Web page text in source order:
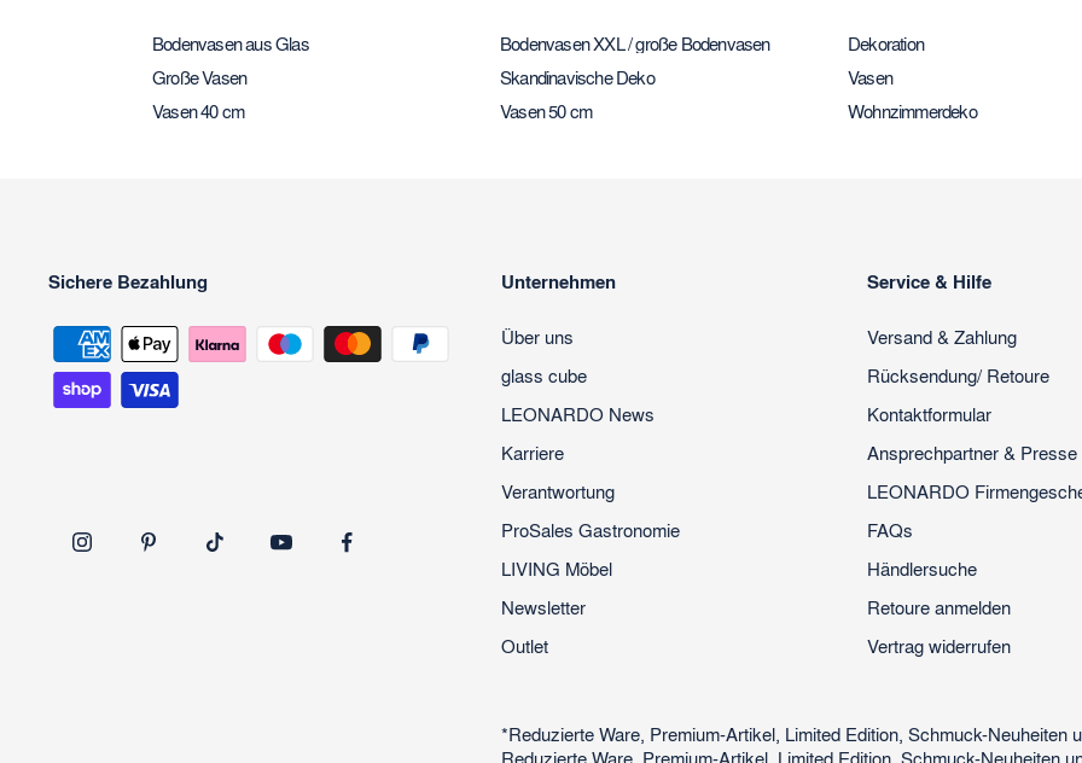
Bodenvasen aus Glas Bodenvasen XXL / große Bodenvasen Dekoration
Große Vasen
Skandinavische Deko Vasen
Vasen 40 cm
Vasen 50 cm Wohnzimmerdeko
Sichere Bezahlung Unternehmen
Über uns
glass cube
LEONARDO News
Karriere
Verantwortung
ProSales Gastronomie
LIVING Möbel
Newsletter
Outlet
Service & Hilfe
Versand & Zahlung
Rücksendung/ Retoure
Kontaktformular
Ansprechpartner & Presse
LEONARDO
FAQs
Händlersuche
Retoure anmelden
Vertrag widerrufen
*Reduzierte Ware, Premium-Artikel, Limited Edition, Schmuck-